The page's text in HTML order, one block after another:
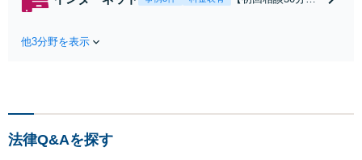
れたら、サインす
お店の風評被害対
他3分野を表示
法律Q&Aを探す